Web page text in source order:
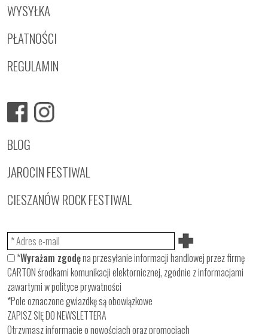
WYSYŁKA
PŁATNOŚCI
REGULAMIN
BLOG
JAROCIN FESTIWAL
CIESZANÓW ROCK FESTIWAL
*Wyrażam zgodęna przesyłanie informacji handlowej przez firmę
CARTON środkami komunikacji elektornicznej, zgodnie z informacjami
zawartymi wpolityce prywatności
*Pole oznaczone gwiazdkę są obowiązkowe
ZAPISZ SIĘ DO NEWSLETTERA
Otrzymasz informacje o nowościach oraz promocjach